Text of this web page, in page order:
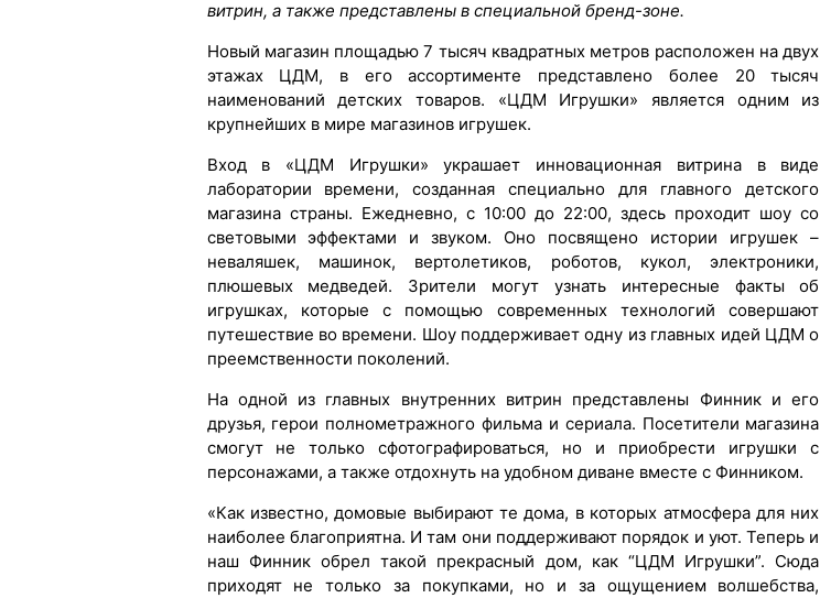
витрин, а также представлены в специальной бренд-зоне.
Новый магазин площадью 7 тысяч квадратных метров расположен на двух
этажах ЦДМ, в его ассортименте представлено более 20 тысяч
наименований детских товаров. «ЦДМ Игрушки» является одним из
крупнейших в мире магазинов игрушек.
Вход в «ЦДМ Игрушки» украшает инновационная витрина в виде
лаборатории времени, созданная специально для главного детского
магазина страны. Ежедневно, с 10:00 до 22:00, здесь проходит шоу со
световыми эффектами и звуком. Оно посвящено истории игрушек –
неваляшек, машинок, вертолетиков, роботов, кукол, электроники,
плюшевых медведей. Зрители могут узнать интересные факты об
игрушках, которые с помощью современных технологий совершают
путешествие во времени. Шоу поддерживает одну из главных идей ЦДМ о
преемственности поколений.
На одной из главных внутренних витрин представлены Финник и его
друзья, герои полнометражного фильма и сериала. Посетители магазина
смогут не только сфотографироваться, но и приобрести игрушки с
персонажами, а также отдохнуть на удобном диване вместе с Финником.
«Как известно, домовые выбирают те дома, в которых атмосфера для них
наиболее благоприятна. И там они поддерживают порядок и уют. Теперь и
наш Финник обрел такой прекрасный дом, как “ЦДМ Игрушки”. Сюда
приходят не только за покупками, но и за ощущением волшебства,